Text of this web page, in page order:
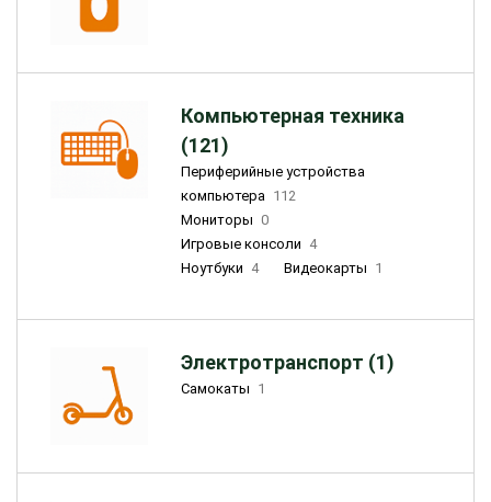
Компьютерная техника
(121)
Периферийные устройства
компьютера 112
Мониторы 0
Игровые консоли 4
Ноутбуки 4 Видеокарты 1
Электротранспорт (1)
Самокаты 1